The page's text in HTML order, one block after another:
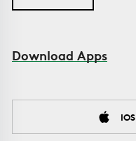
Download Apps
IOS